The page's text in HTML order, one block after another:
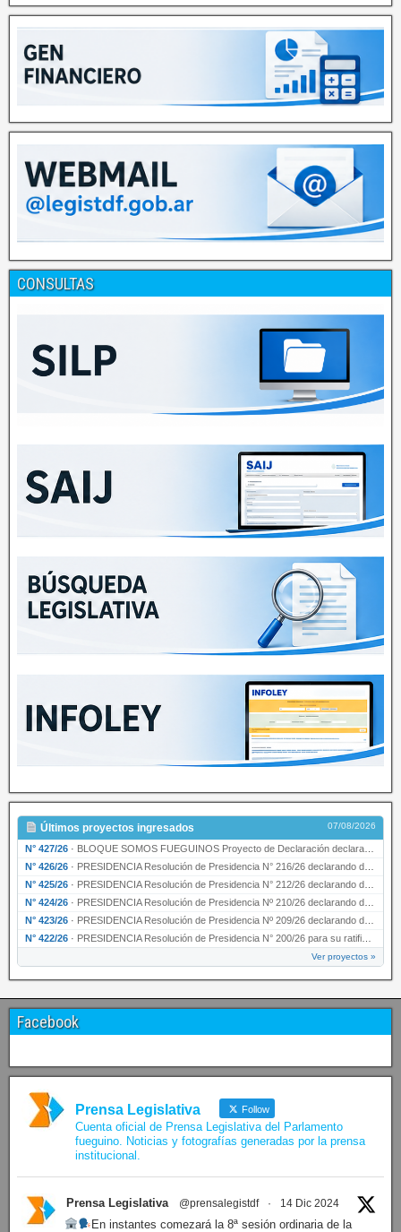
CONSULTAS
Últimos proyectos ingresados 07/08/2026
N° 427/26 · BLOQUE SOMOS FUEGUINOS Proyecto de Declaración declarando de interés provincial PRESIDENCI…
N° 426/26 · PRESIDENCIA Resolución de Presidencia N° 216/26 declarando de interés provincial la labor …
N° 425/26 · PRESIDENCIA Resolución de Presidencia N° 212/26 declarando de interés provincial el “50° A…
N° 424/26 · PRESIDENCIA Resolución de Presidencia Nº 210/26 declarando de interés provincial el proyec…
N° 423/26 · PRESIDENCIA Resolución de Presidencia Nº 209/26 declarando de interés provincial la presen…
N° 422/26 · PRESIDENCIA Resolución de Presidencia N° 200/26 para su ratificación.
Ver proyectos »
Facebook
Prensa Legislativa Follow
Cuenta oficial de Prensa Legislativa del Parlamento
fueguino. Noticias y fotografías generadas por la prensa
institucional.
Prensa Legislativa @prensalegistdf · 14 Dic 2024
En instantes comezará la 8ª sesión ordinaria de la